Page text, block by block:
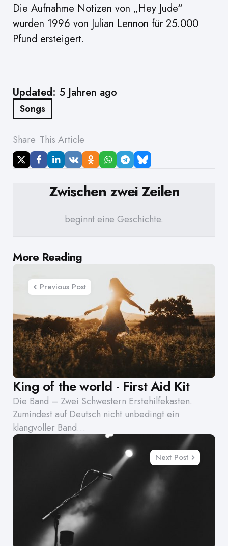
Die Aufnahme Notizen von „Hey Jude“
wurden 1996 von Julian Lennon für 25.000
Pfund ersteigert.
Updated: 5 Jahren ago
Songs
Share This Article
Zwischen zwei Zeilen
beginnt eine Geschichte.
More Reading
Post
navigation
Previous Post
King of the world - First Aid Kit
Die Band – Zwei Schwestern Erstehilfekasten.
Zumindest auf Deutsch nicht unbedingt ein
klangvoller Band…
Next Post